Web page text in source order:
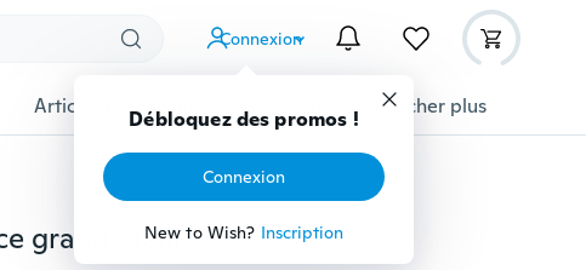
Connexion
Articles pour animaux domestiques Afficher plus
Été nouveau 2020 mode femmes robe longue mince grande taille dégradé imprimé sans manches robe douce et confortable plage robe à bretelles spaghetti robe élégante